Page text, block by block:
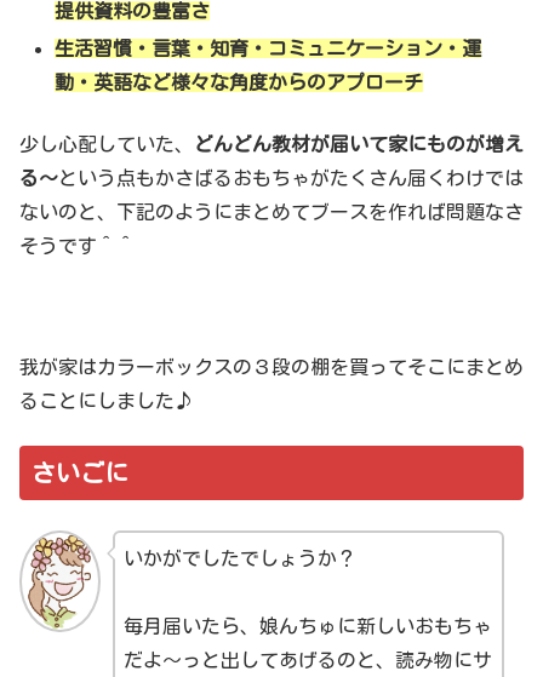
提供資料の豊富さ
生活習慣・言葉・知育・コミュニケーション・運
動・英語など様々な角度からのアプローチ
少し心配していた、
どんどん教材が届いて家にものが増え
る〜という点もかさばるおもちゃがたくさん届くわけでは
ないのと、下記のようにまとめてブースを作れば問題なさ
そうです＾＾
我が家はカラーボックスの３段の棚を買ってそこにまとめ
ることにしました♪
さいごに
いかがでしたでしょうか？
毎月届いたら、娘んちゅに新しいおもちゃ
だよ〜っと出してあげるのと、読み物にサ